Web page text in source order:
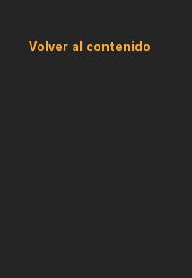
Volver al contenido